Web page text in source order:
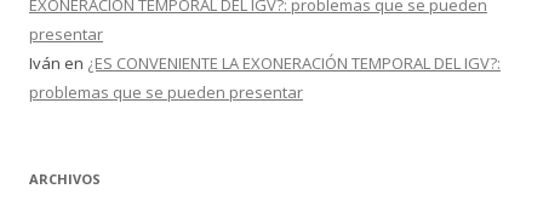
EXONERACIÓN TEMPORAL DEL IGV?: problemas que se pueden
presentar
Iván en ¿ES CONVENIENTE LA EXONERACIÓN TEMPORAL DEL IGV?:
problemas que se pueden presentar
ARCHIVOS